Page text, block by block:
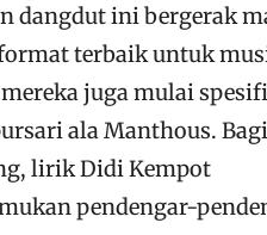
dangdut ini bergerak
terbaik untuk
juga mulai
ala Manthous. Bagi
lirik Didi Kempot
pendengar-